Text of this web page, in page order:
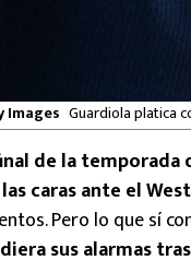
Images Guardiola platica
de la
caras ante el
Pero lo que sí
sus alarmas